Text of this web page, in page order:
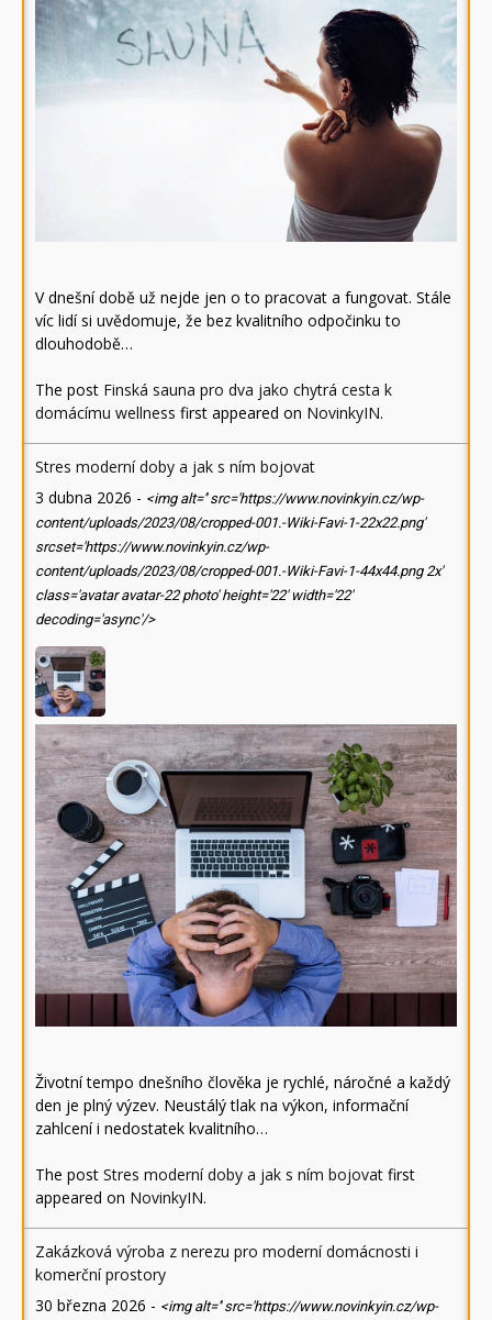
V dnešní době už nejde jen o to pracovat a fungovat. Stále
víc lidí si uvědomuje, že bez kvalitního odpočinku to
dlouhodobě…
The post Finská sauna pro dva jako chytrá cesta k
domácímu wellness first appeared on NovinkyIN.
Stres moderní doby a jak s ním bojovat
3 dubna 2026 - <img alt='' src='https://www.novinkyin.cz/wp-
content/uploads/2023/08/cropped-001.-Wiki-Favi-1-22x22.png'
srcset='https://www.novinkyin.cz/wp-
content/uploads/2023/08/cropped-001.-Wiki-Favi-1-44x44.png 2x'
class='avatar avatar-22 photo' height='22' width='22'
decoding='async'/>
Životní tempo dnešního člověka je rychlé, náročné a každý
den je plný výzev. Neustálý tlak na výkon, informační
zahlcení i nedostatek kvalitního…
The post Stres moderní doby a jak s ním bojovat first
appeared on NovinkyIN.
Zakázková výroba z nerezu pro moderní domácnosti i
komerční prostory
30 března 2026 - <img alt='' src='https://www.novinkyin.cz/wp-